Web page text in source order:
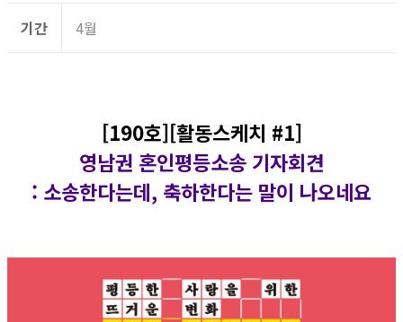
기간 4월
[190호][활동스케치 #1]
영남권 혼인평등소송 기자회견​
: 소송한다는데, 축하한다는 말이 나오네요